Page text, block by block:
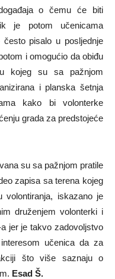
o čemu će biti
je potom učenicama
pisalo u posljednje
i omogućio da obiđu
kojeg su sa pažnjom
i planska šetnja
kako bi volonterke
grada za predstojeće
su sa pažnjom pratile
zapisa sa terena kojeg
volontiranja, iskazano je
druženjem volonterki i
jer je takvo zadovoljstvo
učenica da za
što više saznaju o
Esad Š.